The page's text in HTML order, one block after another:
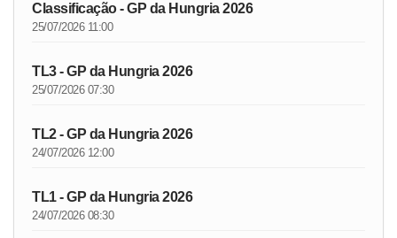
Classificação - GP da Hungria 2026
25/07/2026 11:00
TL3 - GP da Hungria 2026
25/07/2026 07:30
TL2 - GP da Hungria 2026
24/07/2026 12:00
TL1 - GP da Hungria 2026
24/07/2026 08:30